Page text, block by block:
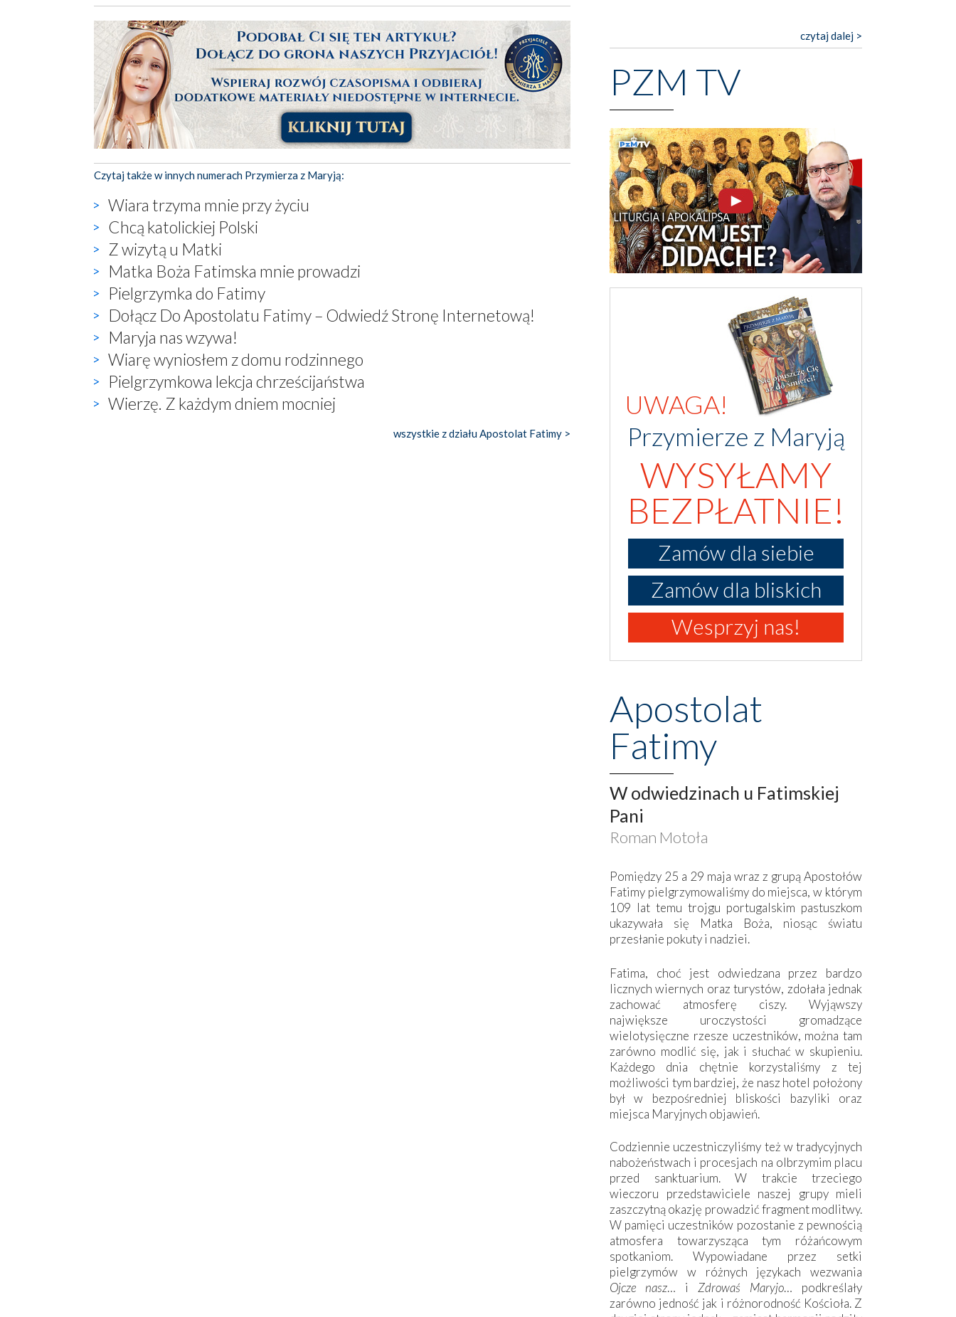
Czytaj także w innych numerach Przymierza z Maryją:
Wiara trzyma mnie przy życiu
Chcą katolickiej Polski
Z wizytą u Matki
Matka Boża Fatimska mnie prowadzi
Pielgrzymka do Fatimy
Dołącz Do Apostolatu Fatimy – Odwiedź Stronę Internetową!
Maryja nas wzywa!
Wiarę wyniosłem z domu rodzinnego
Pielgrzymkowa lekcja chrześcijaństwa
Wierzę. Z każdym dniem mocniej
wszystkie z działu Apostolat Fatimy >
czytaj dalej >
PZM TV
UWAGA!
Przymierze z Maryją
WYSYŁAMY
BEZPŁATNIE!
Zamów dla siebie
Zamów dla bliskich
Wesprzyj nas!
Apostolat
Fatimy
W odwiedzinach u Fatimskiej
Pani
Roman Motoła
Pomiędzy 25 a 29 maja wraz z grupą Apostołów
Fatimy pielgrzymowaliśmy do miejsca, w którym
109 lat temu trojgu portugalskim pastuszkom
ukazywała się Matka Boża, niosąc światu
przesłanie pokuty i nadziei.
Fatima, choć jest odwiedzana przez bardzo
licznych wiernych oraz turystów, zdołała jednak
zachować atmosferę ciszy. Wyjąwszy
największe uroczystości gromadzące
wielotysięczne rzesze uczestników, można tam
zarówno modlić się, jak i słuchać w skupieniu.
Każdego dnia chętnie korzystaliśmy z tej
możliwości tym bardziej, że nasz hotel położony
był w bezpośredniej bliskości bazyliki oraz
miejsca Maryjnych objawień.
Codziennie uczestniczyliśmy też w tradycyjnych
nabożeństwach i procesjach na olbrzymim placu
przed sanktuarium. W trakcie trzeciego
wieczoru przedstawiciele naszej grupy mieli
zaszczytną okazję prowadzić fragment modlitwy.
W pamięci uczestników pozostanie z pewnością
atmosfera towarzysząca tym różańcowym
spotkaniom. Wypowiadane przez setki
pielgrzymów w różnych językach wezwania
Ojcze nasz… i Zdrowaś Maryjo… podkreślały
zarówno jedność jak i różnorodność Kościoła. Z